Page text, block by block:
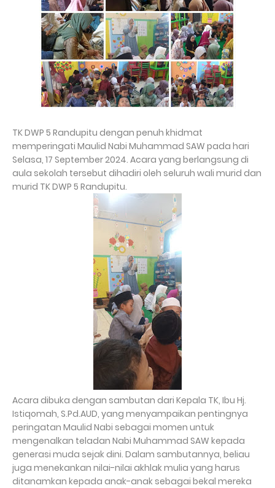
TK DWP 5 Randupitu dengan penuh khidmat
memperingati Maulid Nabi Muhammad SAW pada hari
Selasa, 17 September 2024. Acara yang berlangsung di
aula sekolah tersebut dihadiri oleh seluruh wali murid dan
murid TK DWP 5 Randupitu.
Acara dibuka dengan sambutan dari Kepala TK, Ibu Hj.
Istiqomah, S.Pd.AUD, yang menyampaikan pentingnya
peringatan Maulid Nabi sebagai momen untuk
mengenalkan teladan Nabi Muhammad SAW kepada
generasi muda sejak dini. Dalam sambutannya, beliau
juga menekankan nilai-nilai akhlak mulia yang harus
ditanamkan kepada anak-anak sebagai bekal mereka